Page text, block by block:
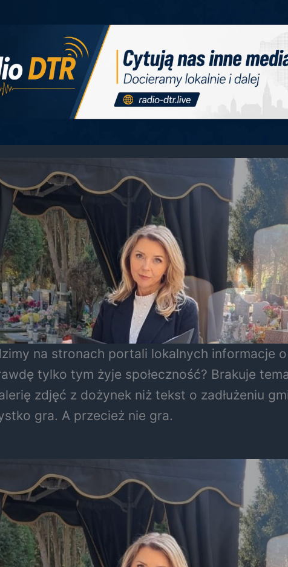
na stronach portali lokalnych informacje
tylko tym żyje społeczność? Brakuje
zdjęć z dożynek niż tekst o zadłużeniu
gra. A przecież nie gra.